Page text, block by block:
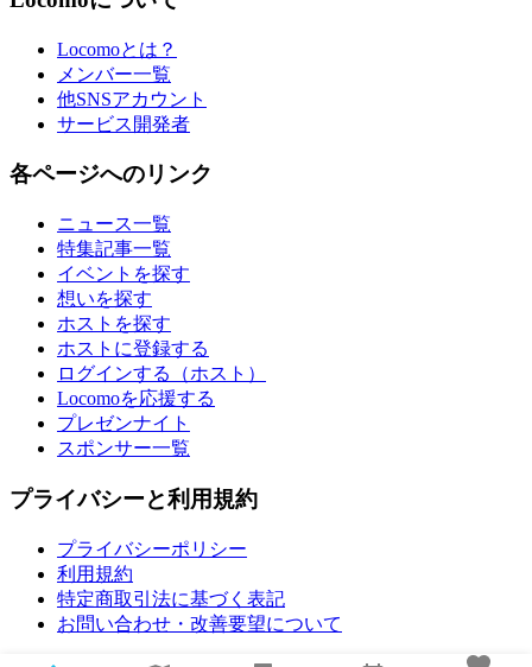
Locomoとは？
メンバー一覧
他SNSアカウント
サービス開発者
各ページへのリンク
ニュース一覧
特集記事一覧
イベントを探す
想いを探す
ホストを探す
ホストに登録する
ログインする（ホスト）
Locomoを応援する
プレゼンナイト
スポンサー一覧
プライバシーと利用規約
プライバシーポリシー
利用規約
特定商取引法に基づく表記
お問い合わせ・改善要望について